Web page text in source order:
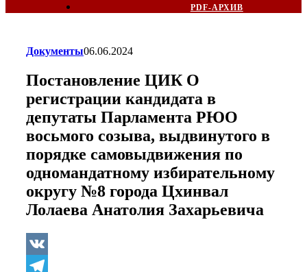
PDF-АРХИВ
Документы06.06.2024
Постановление ЦИК О
регистрации кандидата в
депутаты Парламента РЮО
восьмого созыва, выдвинутого в
порядке самовыдвижения по
одномандатному избирательному
округу №8 города Цхинвал
Лолаева Анатолия Захарьевича
VK